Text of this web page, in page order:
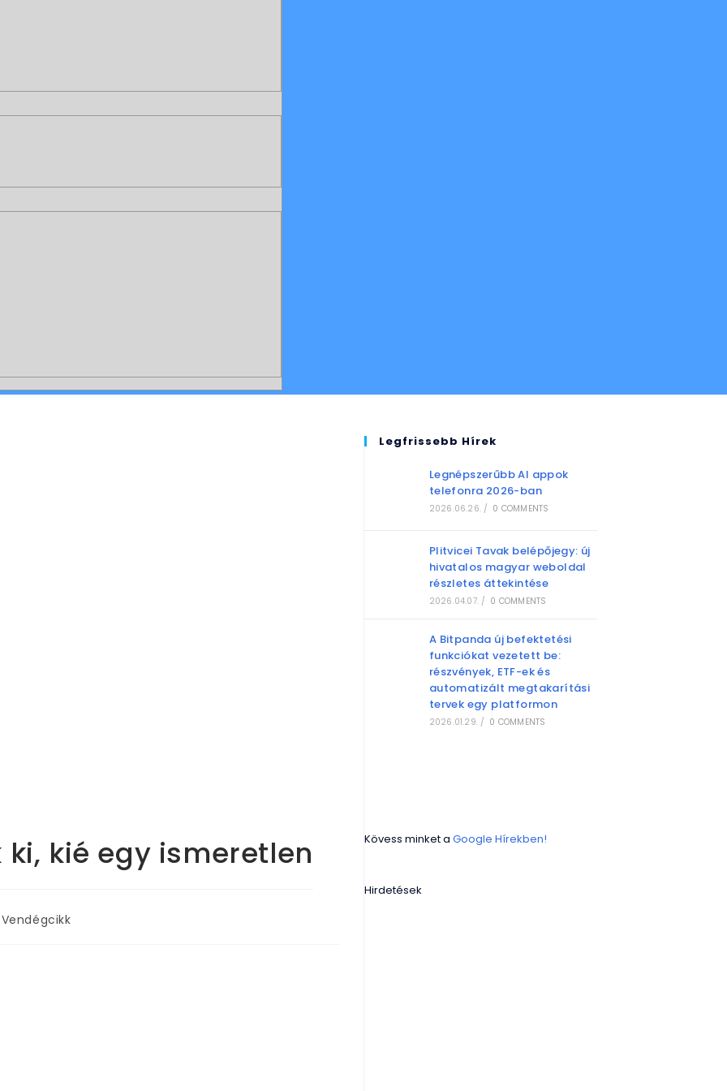
kié egy ismeretlen
Vendégcikk
Legfrissebb Hírek
Legnépszerűbb AI appok
telefonra 2026-ban
2026.06.26. / 0 COMMENTS
Plitvicei Tavak belépőjegy: új
hivatalos magyar weboldal
részletes áttekintése
2026.04.07. / 0 COMMENTS
A Bitpanda új befektetési
funkciókat vezetett be:
részvények, ETF-ek és
automatizált megtakarítási
tervek egy platformon
2026.01.29. / 0 COMMENTS
Kövess minket aGoogle Hírekben!
Hirdetések